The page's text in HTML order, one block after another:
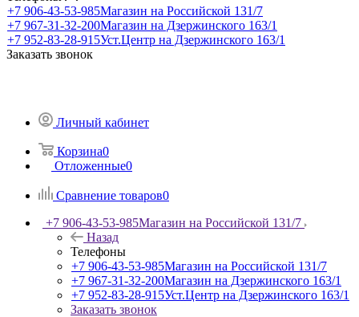
+7 906-43-53-985Магазин на Российской 131/7
+7 967-31-32-200Магазин на Дзержинского 163/1
+7 952-83-28-915Уст.Центр на Дзержинского 163/1
Заказать звонок
Личный кабинет
Корзина0
Отложенные0
Сравнение товаров0
+7 906-43-53-985Магазин на Российской 131/7
Назад
Телефоны
+7 906-43-53-985Магазин на Российской 131/7
+7 967-31-32-200Магазин на Дзержинского 163/1
+7 952-83-28-915Уст.Центр на Дзержинского 163/1
Заказать звонок